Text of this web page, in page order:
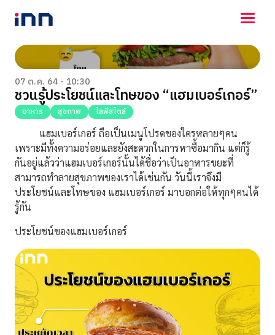
NEWS
ENTERTAINMENT
LIFESTYLE
HOROSCOPE
VIDEO
ร่วมด้วยช่วยกัน
07 ต.ค. 64 - 10:30
ชวนรู้ประโยชน์และโทษของ “แฮมเบอร์เกอร์”
อาหาร สุขภาพ ไลฟ์สไตล์
แฮมเบอร์เกอร์ ถือเป็นเมนูโปรดของใครหลายๆคน
เพราะมีทั้งความอร่อยและยังสะดวกในการหาซื้อมากิน แต่ก็รู้
กันอยู่แล้วว่าแฮมเบอร์เกอร์นั้นได้ชื่อว่าเป็นอาหารขยะที่
สามารถทำลายสุขภาพของเราได้เช่นกัน วันนี้เราจึงมี
ประโยชน์และโทษของ แฮมเบอร์เกอร์ มาบอกต่อให้ทุกๆคนได้
รู้กัน
ประโยชน์ของแฮมเบอร์เกอร์